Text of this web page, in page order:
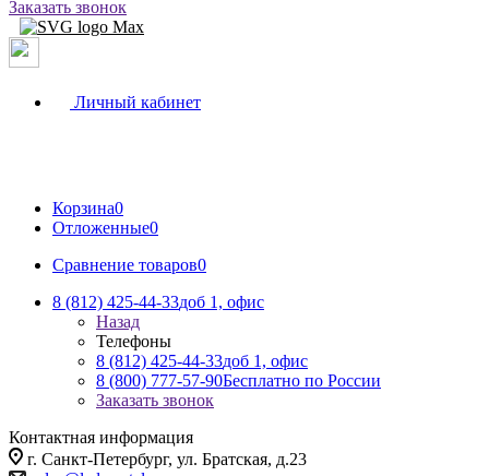
Заказать звонок
Личный кабинет
Корзина0
Отложенные0
Сравнение товаров0
8 (812) 425-44-33доб 1, офис
Назад
Телефоны
8 (812) 425-44-33доб 1, офис
8 (800) 777-57-90Бесплатно по России
Заказать звонок
Контактная информация
г. Санкт-Петербург, ул. Братская, д.23